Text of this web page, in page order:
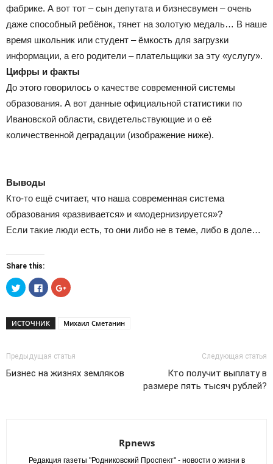
фабрике. А вот тот – сын депутата и бизнесвумен – очень
даже способный ребёнок, тянет на золотую медаль… В наше
время школьник или студент – ёмкость для загрузки
информации, а его родители – плательщики за эту «услугу».
Цифры и факты
До этого говорилось о качестве современной системы
образования. А вот данные официальной статистики по
Ивановской области, свидетельствующие и о её
количественной деградации (изображение ниже).
Выводы
Кто-то ещё считает, что наша современная система
образования «развивается» и «модернизируется»?
Если такие люди есть, то они либо не в теме, либо в доле…
Share this:
Нажмите,
чтобы
поделиться
(Открывается
в
Нажмите
здесь,
чтобы
на
Facebook.
окне)
Нажмите,
чтобы
(Открывается
в
ИСТОЧНИК Михаил Сметанин
Предыдущая статья
Бизнес на жизнях земляков
Следующая статья
Кто получит выплату в
размере пять тысяч рублей?
Rpnews
Редакция газеты "Родниковский Проспект" - новости о жизни в